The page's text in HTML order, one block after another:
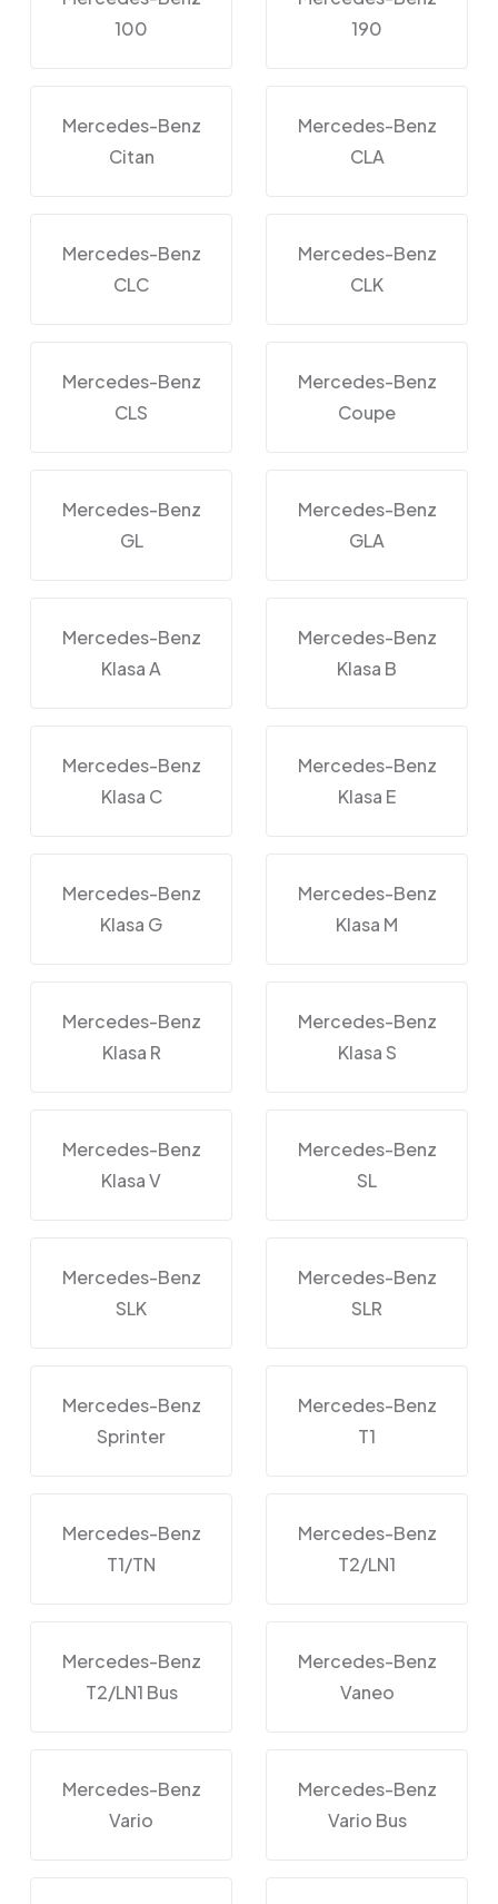
100
190
Mercedes-Benz
Citan
Mercedes-Benz
CLA
Mercedes-Benz
CLC
Mercedes-Benz
CLK
Mercedes-Benz
CLS
Mercedes-Benz
Coupe
Mercedes-Benz
GL
Mercedes-Benz
GLA
Mercedes-Benz
Klasa A
Mercedes-Benz
Klasa B
Mercedes-Benz
Klasa C
Mercedes-Benz
Klasa E
Mercedes-Benz
Klasa G
Mercedes-Benz
Klasa M
Mercedes-Benz
Klasa R
Mercedes-Benz
Klasa S
Mercedes-Benz
Klasa V
Mercedes-Benz
SL
Mercedes-Benz
SLK
Mercedes-Benz
SLR
Mercedes-Benz
Sprinter
Mercedes-Benz
T1
Mercedes-Benz
T1/TN
Mercedes-Benz
T2/LN1
Mercedes-Benz
T2/LN1 Bus
Mercedes-Benz
Vaneo
Mercedes-Benz
Vario
Mercedes-Benz
Vario Bus